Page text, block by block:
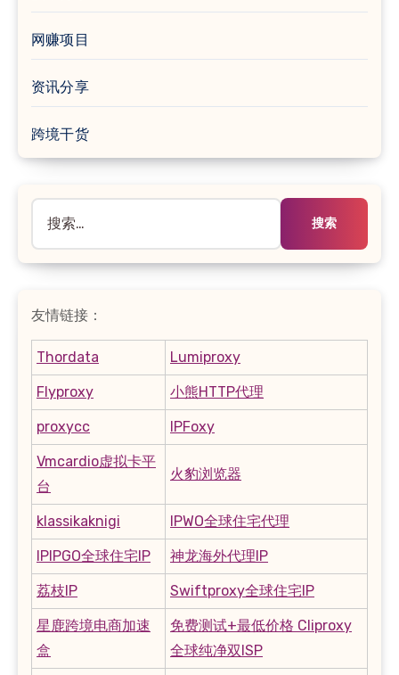
网赚项目
资讯分享
跨境干货
索：
友情链接：
Thordata Lumiproxy
Flyproxy 小熊HTTP代理
proxycc IPFoxy
Vmcardio虚拟卡平
台
火豹浏览器
klassikaknigi IPWO全球住宅代理
IPIPGO全球住宅IP 神龙海外代理IP
荔枝IP Swiftproxy全球住宅IP
星鹿跨境电商加速
盒
免费测试+最低价格 Cliproxy
全球纯净双ISP